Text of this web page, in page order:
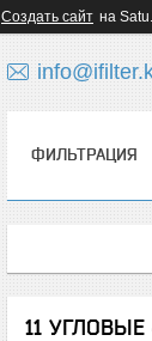
Создать сайт на
ФИЛЬТРАЦИЯ
11 УГЛОВЫЕ